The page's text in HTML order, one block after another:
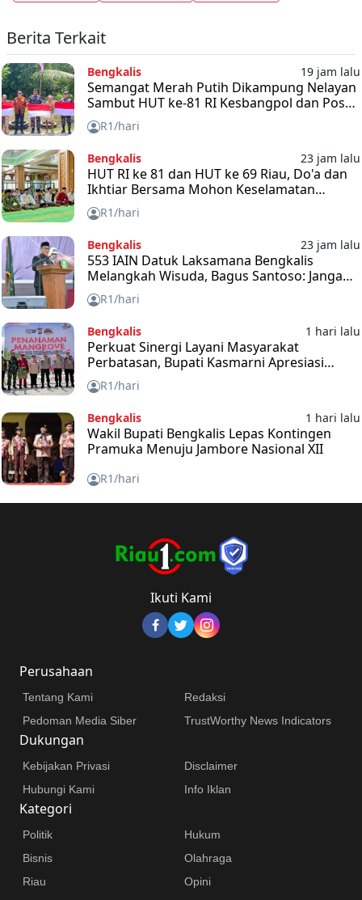
Berita Terkait
Bengkalis 19 jam lalu
Semangat Merah Putih Dikampung Nelayan
Sambut HUT ke-81 RI Kesbangpol dan Posal
Bengkalis Bagikan Bendera
R1/hari
Bengkalis 23 jam lalu
HUT RI ke 81 dan HUT ke 69 Riau, Do'a dan
Ikhtiar Bersama Mohon Keselamatan
Bangsa dan Negara
R1/hari
Bengkalis 23 jam lalu
553 IAIN Datuk Laksamana Bengkalis
Melangkah Wisuda, Bagus Santoso: Jangan
Takut Hadapi Tantangan
R1/hari
Bengkalis 1 hari lalu
Perkuat Sinergi Layani Masyarakat
Perbatasan, Bupati Kasmarni Apresiasi
Ekspedisi Merah Putih
R1/hari
Bengkalis 1 hari lalu
Wakil Bupati Bengkalis Lepas Kontingen
Pramuka Menuju Jambore Nasional XII
R1/hari
Ikuti Kami
Perusahaan
Tentang Kami
Redaksi
Pedoman Media Siber
TrustWorthy News Indicators
Dukungan
Kebijakan Privasi
Disclaimer
Hubungi Kami
Info Iklan
Kategori
Politik
Hukum
Bisnis
Olahraga
Riau
Opini